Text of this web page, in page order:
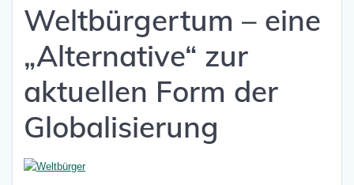
Weltbürgertum – eine
„Alternative“ zur
aktuellen Form der
Globalisierung